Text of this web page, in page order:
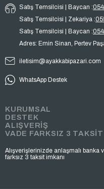
Satış Temsilcisi | Baycan :
Satış Temsilcisi | Zekariya :
Satış Temsilcisi | Baycan :
Adres: Emin Sinan, Pertev
iletisim@ayakkabipazari.com
WhatsApp Destek
KURUMSAL
DESTEK
ALIŞVERİŞ
VADE FARKSIZ 3 TAKSİT
Alışverişlerinizde anlaşmalı banka
farksız 3 taksit imkanı